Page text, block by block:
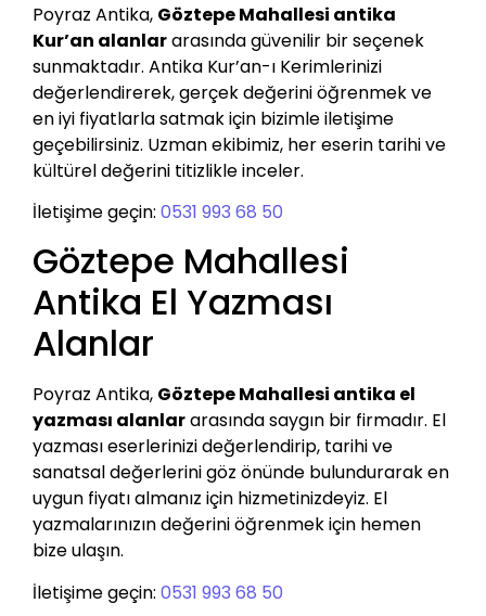
Poyraz Antika, Göztepe Mahallesi antika
Kur’an alanlararasında güvenilir bir seçenek
sunmaktadır. Antika Kur’an-ı Kerimlerinizi
değerlendirerek, gerçek değerini öğrenmek ve
en iyi fiyatlarla satmak için bizimle iletişime
geçebilirsiniz. Uzman ekibimiz, her eserin tarihi ve
kültürel değerini titizlikle inceler.
İletişime geçin: 0531 993 68 50
Göztepe Mahallesi
Antika El Yazması
Alanlar
Poyraz Antika, Göztepe Mahallesi antika el
yazması alanlararasında saygın bir firmadır. El
yazması eserlerinizi değerlendirip, tarihi ve
sanatsal değerlerini göz önünde bulundurarak en
uygun fiyatı almanız için hizmetinizdeyiz. El
yazmalarınızın değerini öğrenmek için hemen
bize ulaşın.
İletişime geçin: 0531 993 68 50